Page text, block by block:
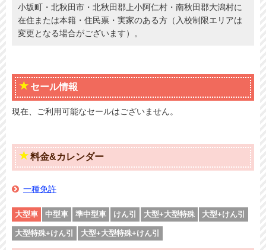
小坂町・北秋田市・北秋田郡上小阿仁村・南秋田郡大潟村に
在住または本籍・住民票・実家のある方（入校制限エリアは
変更となる場合がございます）。
セール情報
現在、ご利用可能なセールはございません。
料金&カレンダー
一種免許
大型車 中型車 準中型車 けん引 大型+大型特殊 大型+けん引
大型特殊+けん引 大型+大型特殊+けん引